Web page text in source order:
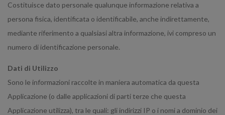
Costituisce dato personale qualunque informazione relativa a
persona fisica, identificata o identificabile, anche indirettamente,
mediante riferimento a qualsiasi altra informazione, ivi compreso un
numero di identificazione personale.
Dati di Utilizzo
Sono le informazioni raccolte in maniera automatica da questa
Applicazione (o dalle applicazioni di parti terze che questa
Applicazione utilizza), tra le quali: gli indirizzi IP o i nomi a dominio dei